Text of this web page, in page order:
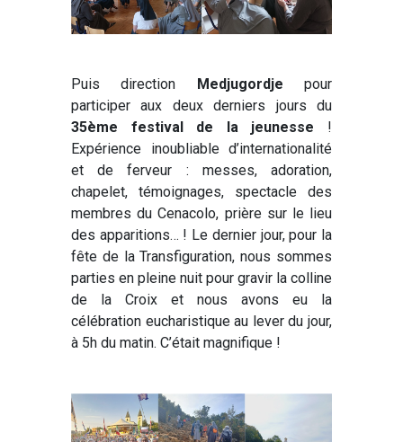
Puis direction Medjugordje pour
participer aux deux derniers jours du
35ème festival de la jeunesse !
Expérience inoubliable d’internationalité
et de ferveur : messes, adoration,
chapelet, témoignages, spectacle des
membres du Cenacolo, prière sur le lieu
des apparitions… ! Le dernier jour, pour la
fête de la Transfiguration, nous sommes
parties en pleine nuit pour gravir la colline
de la Croix et nous avons eu la
célébration eucharistique au lever du jour,
à 5h du matin. C’était magnifique !